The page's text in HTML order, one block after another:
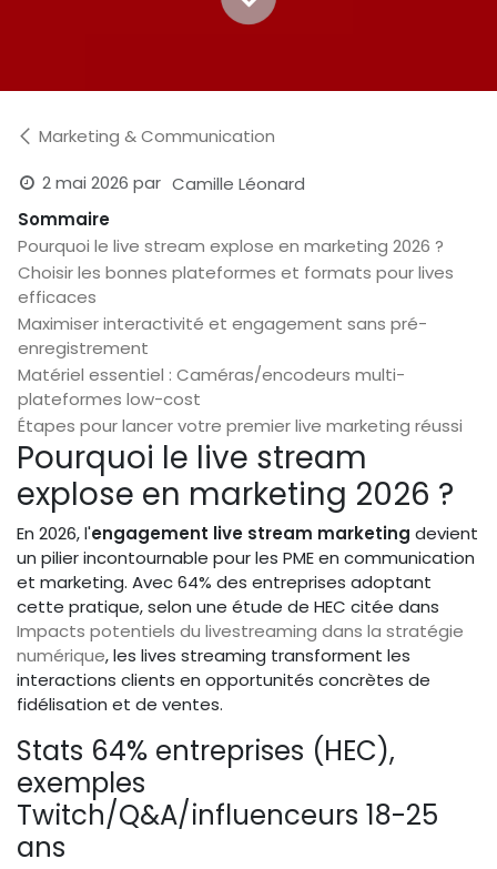
Marketing & Communication
2 mai 2026 par Camille Léonard
Sommaire
Pourquoi le live stream explose en marketing 2026 ?
Choisir les bonnes plateformes et formats pour lives
efficaces
Maximiser interactivité et engagement sans pré-
enregistrement
Matériel essentiel : Caméras/encodeurs multi-
plateformes low-cost
Étapes pour lancer votre premier live marketing réussi
Pourquoi le live stream
explose en marketing 2026 ?
En 2026, l'engagement live stream marketing devient
un pilier incontournable pour les PME en communication
et marketing. Avec 64% des entreprises adoptant
cette pratique, selon une étude de HEC citée dans
Impacts potentiels du livestreaming dans la stratégie
numérique, les lives streaming transforment les
interactions clients en opportunités concrètes de
fidélisation et de ventes.
Stats 64% entreprises (HEC),
exemples
Twitch/Q&A/influenceurs 18-25
ans